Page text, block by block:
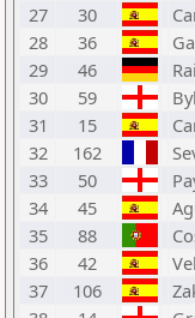
27
30
28
36
29
46
30
59
31
15
32
162
33
50
34
45
35
88
36
42
37
106